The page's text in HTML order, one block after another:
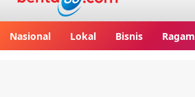
Nasional Lokal Bisnis Ragam